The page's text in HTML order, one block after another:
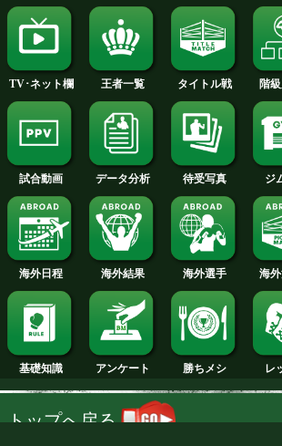
2018年
2017年
2016年
2015年
2014年
2013年